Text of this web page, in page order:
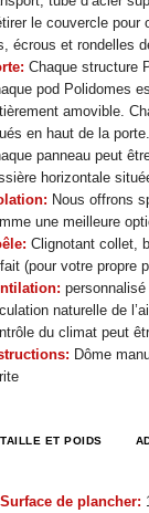
le couvercle
écrous et rondelles
Chaque structure
pod Polidomes
amovible.
en haut de la porte.
panneau peut
horizontale
Nous offrons
une meilleure
Clignotant collet,
(pour votre propre
naturelle de
du climat peut
Dôme
TAILLE ET POIDS
Surface de plancher: